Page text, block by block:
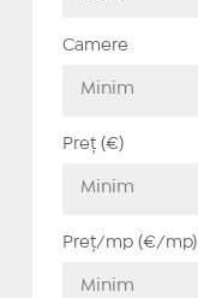
Camere
Preț (€)
Preț/mp (€/mp)